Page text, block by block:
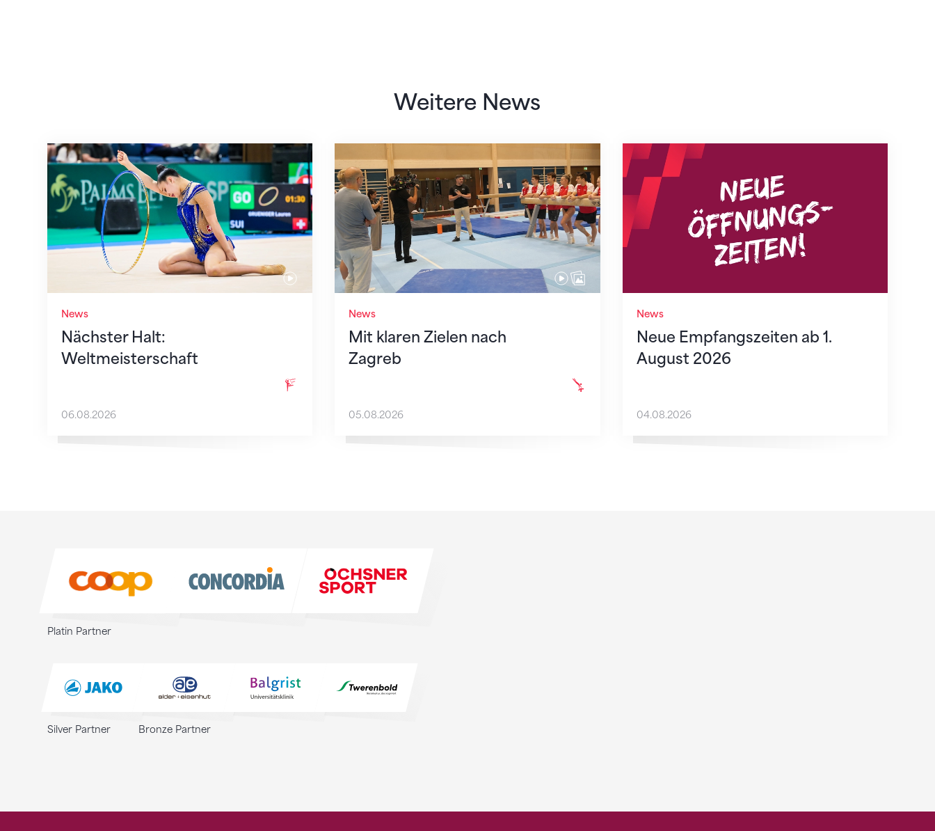
Weitere News
News
Nächster Halt:
Weltmeisterschaft
Nächster Halt: Weltmeisterschaft
06.08.2026
News
Mit klaren Zielen nach
Zagreb
Mit klaren Zielen nach Zagreb
05.08.2026
News
Neue Empfangszeiten ab 1.
August 2026
Neue Empfangszeiten ab 1. August 2026
04.08.2026
Platin Partner
Silver Partner Bronze Partner